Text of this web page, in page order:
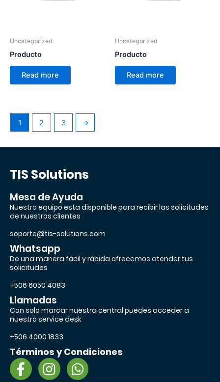
Uncategorized
Producto
Read more
Uncategorized
Producto
Read more
1 2 3 →
TIS Solutions
Mesa de Ayuda
Nuestro equipo esta disponible para recibir las solicitudes
de nuestros clientes
soporte@tis-solutions.com
Whatsapp
De una manera fácil y rápida ofrecemos atender tus
solicitudes
+506 6050 4083
Llamadas
Con solo marcar nuestra central puedes acceder a
nuestro service desk
+506 4000 1833
Términos y Condiciones
F
a
I
n
W
h